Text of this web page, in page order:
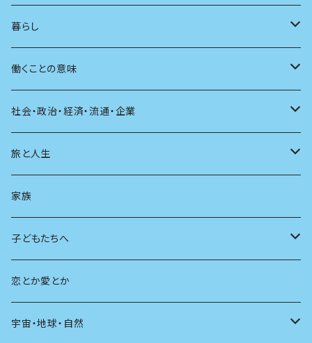
アンソロジー
自伝・伝記
インテリア
ファッション
建築
スポーツ
AIと社会
広告
ラジオ
マガジン
その他
アニメ
日本の芸能
大人も楽しい絵本
海外絵本
童話
その他
女性作家
その他
フェミニズム
カウンセリング
人間関係
健康
暮らし
料理
育児
日常生活
学ぶ楽しみ
働くことの意味
仕事のヒント
社会・政治・経済・流通・企業
過去
現在
未来
旅と人生
旅
人生
家族
子どもたちへ
教育
友達
恋とか愛とか
宇宙・地球・自然